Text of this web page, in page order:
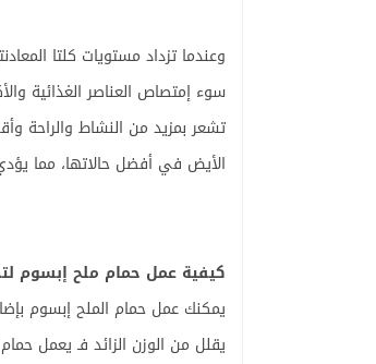
وعندما تزداد مستويات كلتا
سوء إمتصاص العناصر الغذائية
تشعر بمزيد من النشاط والراحة
الأيض في أفضل حالاتها، مما
كيفية عمل حمام ملح إبسوم
يقلل من الوزن الزائد فـ يعمل